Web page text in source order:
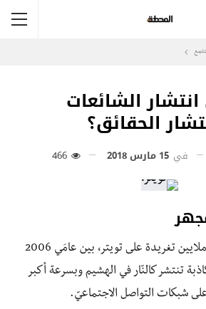
الشائعات
الحقائق؟
في 15 مارس 2018
يكشف تحليلٌ لثلاثة ملايين تغريدة على تويتر، بين عامَي 2006
الكاذبة تنتشر كالنّار في الهشيم وبسرعة أكبر
على شبكات التواصل الاجتماعيّ.